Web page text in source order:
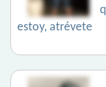
estoy, atrévete